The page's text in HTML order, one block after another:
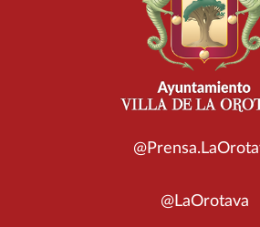
@LaOrotava